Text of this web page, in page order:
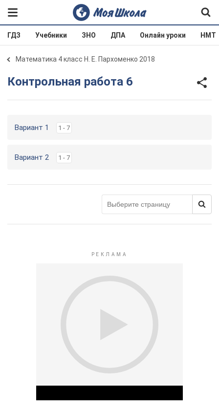
ГДЗ Учебники ЗНО ДПА Онлайн уроки НМТ
Математика 4 класс Н. Е. Пархоменко 2018
Контрольная работа 6
Вариант 1 1 - 7
Вариант 2 1 - 7